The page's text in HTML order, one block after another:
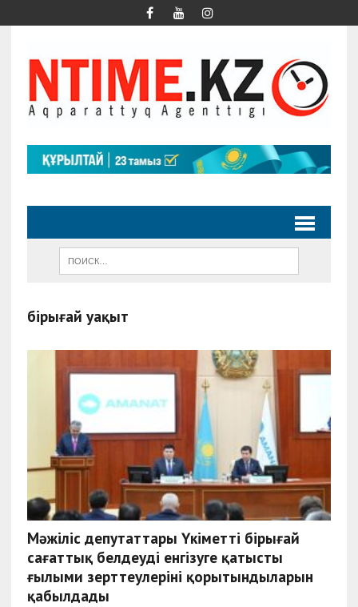
бірыңғай уақыт
Мәжіліс депутаттары Үкіметтің бірыңғай
сағаттық белдеуді енгізуге қатысты
ғылыми зерттеулерінің қорытындыларын
қабылдады